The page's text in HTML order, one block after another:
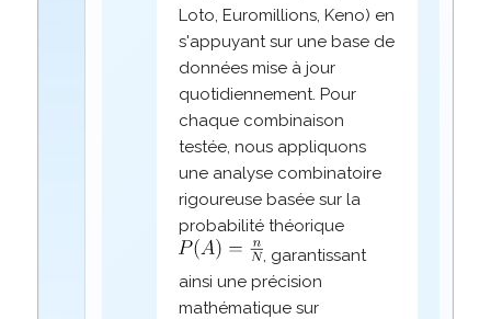
Loto, Euromillions, Keno) en
s'appuyant sur une base de
données mise à jour
quotidiennement. Pour
chaque combinaison
testée, nous appliquons
une analyse combinatoire
rigoureuse basée sur la
probabilité théorique
, garantissant
ainsi une précision
mathématique sur